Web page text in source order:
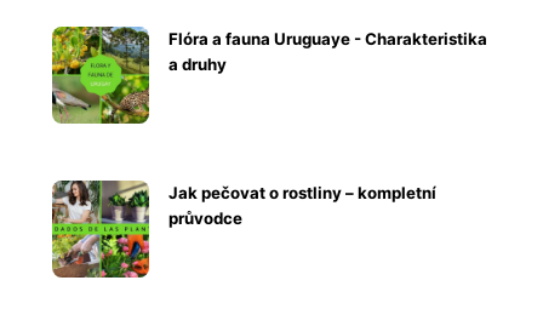
Flóra a fauna Uruguaye - Charakteristika
a druhy
Jak pečovat o rostliny – kompletní
průvodce